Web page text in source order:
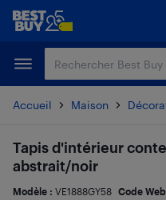
Passer
principal
Passer
Accueil Maison
Tapis d'intérieur
abstrait/noir
Modèle : VE1888GY58 Code